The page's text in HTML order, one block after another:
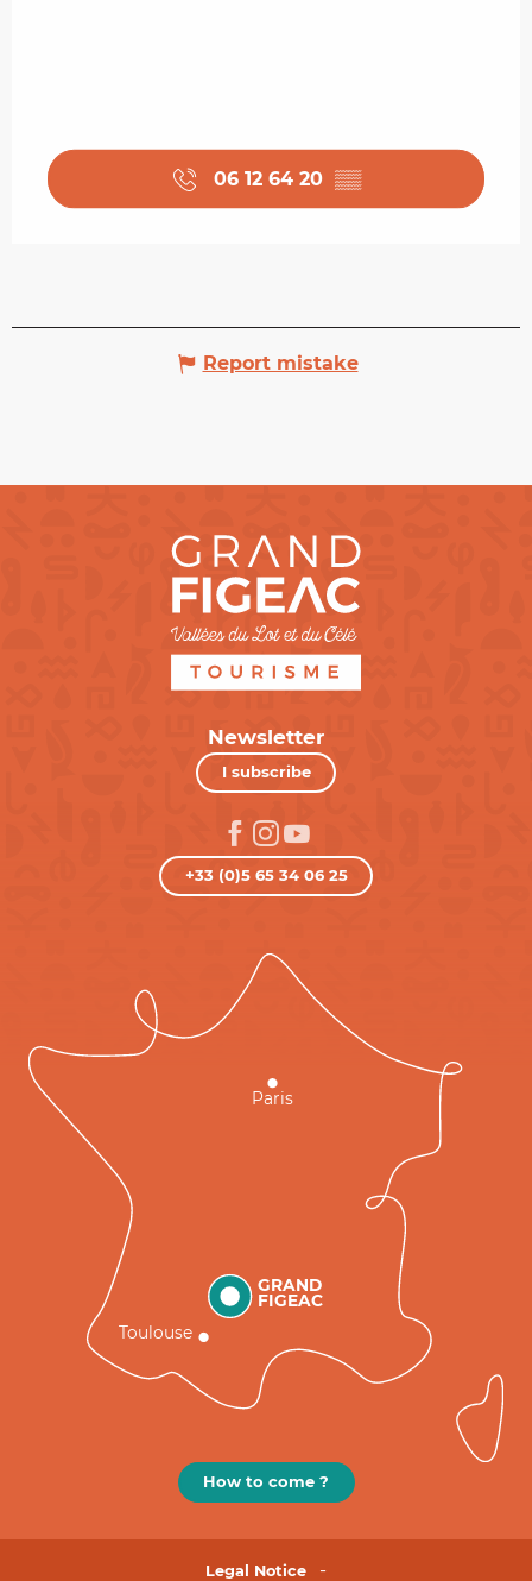
06 12 64 20 ▒▒
Report mistake
Newsletter
I subscribe
+33 (0)5 65 34 06 25
GRAND
FIGEAC
Toulouse
Paris
How to come ?
Legal Notice